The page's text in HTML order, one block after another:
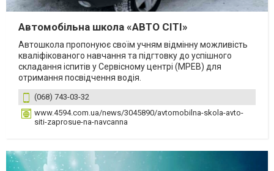
Автомобільна школа «АВТО СІТІ»
Автошкола пропонуює своїм учням відмінну можливість
кваліфікованого навчання та підгтовку до успішного
складання іспитів у Сервісному центрі (МРЕВ) для
отримання посвідчення водія.
(068) 743-03-32
www.4594.com.ua/news/3045890/avtomobilna-skola-avto-
siti-zaprosue-na-navcanna